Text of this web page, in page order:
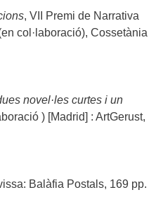
, VII Premi de Narrativa
col·laboració), Cossetània
novel·les curtes i un
) [Madrid] : ArtGerust,
Balàfia Postals, 169 pp.